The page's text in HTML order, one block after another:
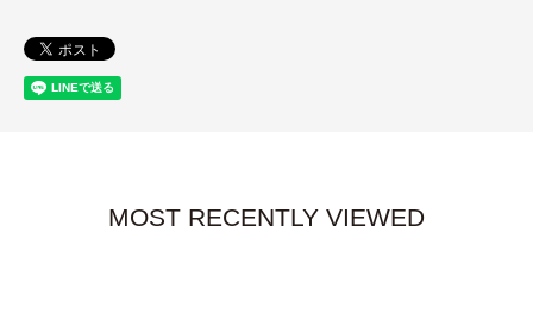
MOST RECENTLY VIEWED